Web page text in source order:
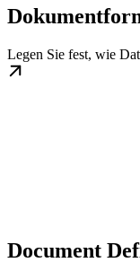
Legen Sie fest, wie
Document